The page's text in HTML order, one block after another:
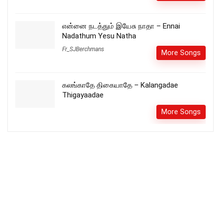
என்னை நடத்தும் இயேசு நாதா – Ennai
Nadathum Yesu Natha
Fr_SJBerchmans More Songs
கலங்காதே திகையாதே – Kalangadae
Thigayaadae
More Songs